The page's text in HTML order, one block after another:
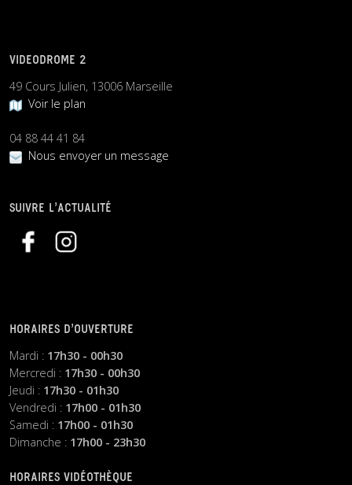
VIDEODROME 2
49 Cours Julien, 13006 Marseille
Voir le plan
04 88 44 41 84
Nous envoyer un message
SUIVRE L’ACTUALITÉ
HORAIRES D’OUVERTURE
Mardi : 17h30 - 00h30
Mercredi : 17h30 - 00h30
Jeudi : 17h30 - 01h30
Vendredi : 17h00 - 01h30
Samedi : 17h00 - 01h30
Dimanche : 17h00 - 23h30
HORAIRES VIDÉOTHÈQUE